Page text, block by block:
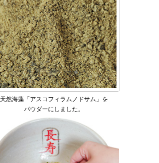
天然海藻「アスコフィラムノドサム」を
パウダーにしました。